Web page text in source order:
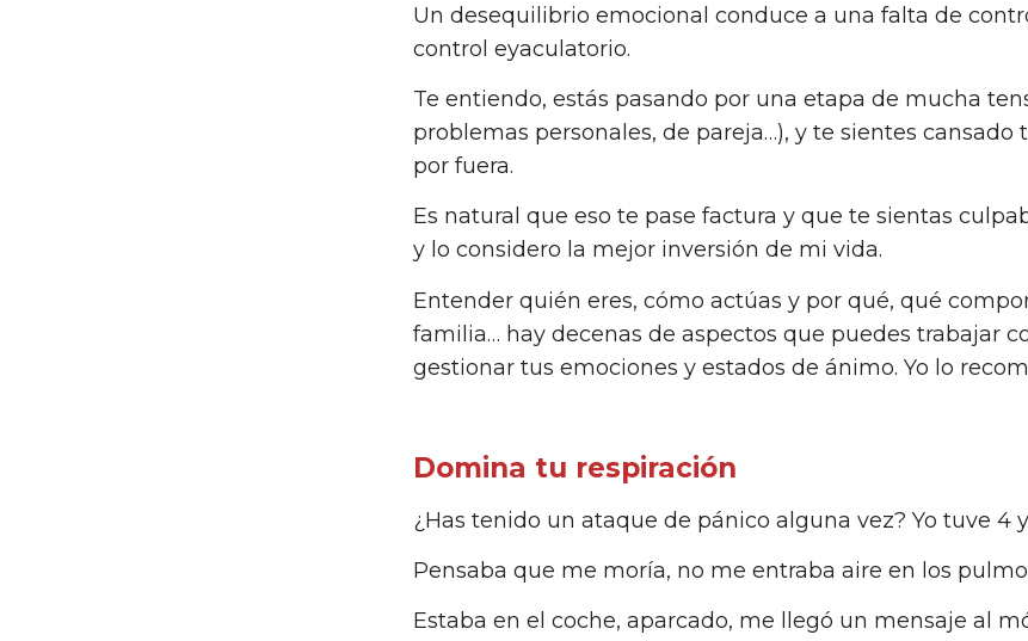
Un desequilibrio emocional conduce a una falta de
control eyaculatorio.
Te entiendo, estás pasando por una etapa de mucha
problemas personales, de pareja…), y te sientes
por fuera.
Es natural que eso te pase factura y que te sientas
y lo considero la mejor inversión de mi vida.
Entender quién eres, cómo actúas y por qué, qué
familia… hay decenas de aspectos que puedes trabajar
gestionar tus emociones y estados de ánimo. Yo lo
Domina tu respiración
¿Has tenido un ataque de pánico alguna vez? Yo tuve 4
Pensaba que me moría, no me entraba aire en los
Estaba en el coche, aparcado, me llegó un mensaje al